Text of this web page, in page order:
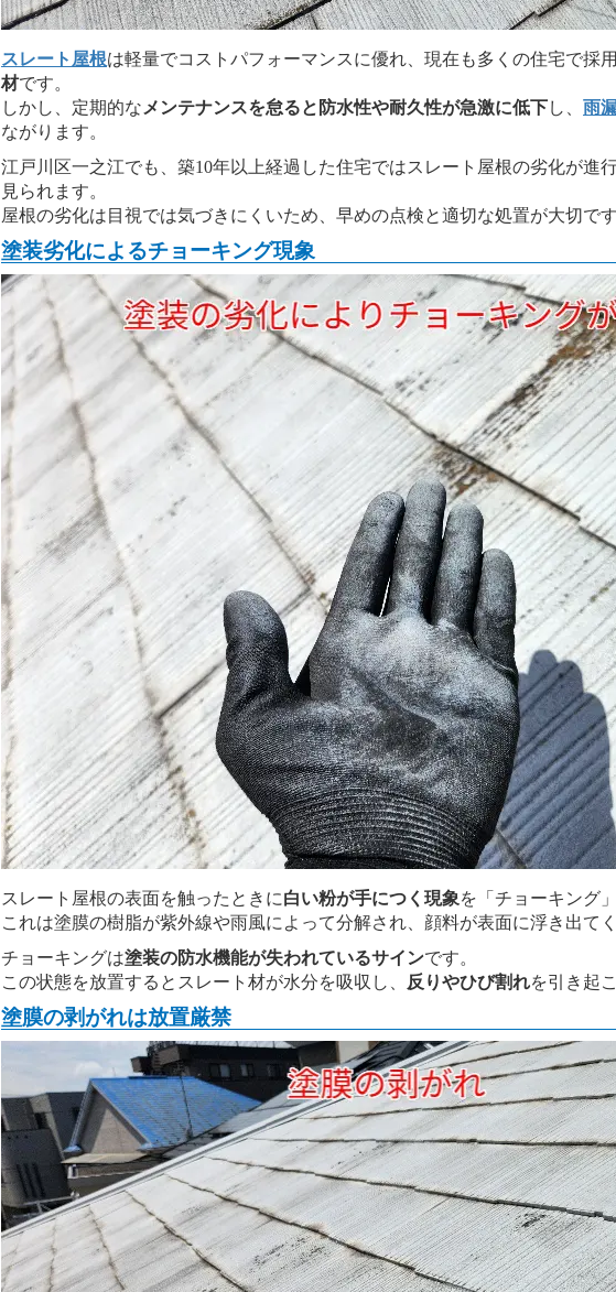
スレート屋根は軽量でコストパフォーマンスに優れ、現在も多くの住宅で採
材です。
しかし、定期的な メンテナンスを怠ると防水性や耐久性が急激に低下し、 雨
ながります。
江戸川区一之江でも、築10年以上経過した住宅ではスレート屋根の劣化が進
見られます。
屋根の劣化は目視では気づきにくいため、早めの点検と適切な処置が大切です
塗装劣化によるチョーキング現象
スレート屋根の表面を触ったときに白い粉が手につく現象を「チョーキング
これは塗膜の樹脂が紫外線や雨風によって分解され、顔料が表面に浮き出て
チョーキングは塗装の防水機能が失われているサインです。
この状態を放置するとスレート材が水分を吸収し、
反りやひび割れを引き起
塗膜の剥がれは放置厳禁